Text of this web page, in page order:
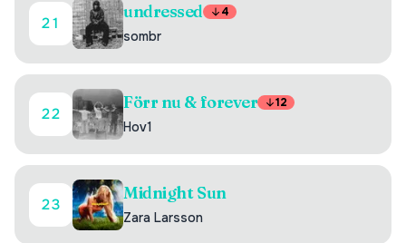
21
undressed 4
sombr
22
Förr nu & forever 12
Hov1
23
Midnight Sun
Zara Larsson